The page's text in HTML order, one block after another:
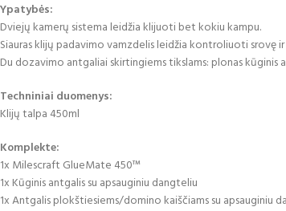
Ypatybės:
Dviejų kamerų sistema leidžia klijuoti bet kokiu kampu.
Siauras klijų padavimo vamzdelis leidžia kontroliuoti srovę
Du dozavimo antgaliai skirtingiems tikslams: plonas kūginis
Techniniai duomenys:
Klijų talpa 450ml
Komplekte:
1x Milescraft GlueMate 450™
1x Kūginis antgalis su apsauginiu dangteliu
1x Antgalis plokštiesiems/domino kaiščiams su apsauginiu